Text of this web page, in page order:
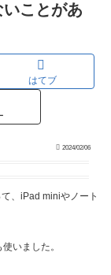
ことがあ
はてブ
2024/02/06
、iPad miniやノート
いました。